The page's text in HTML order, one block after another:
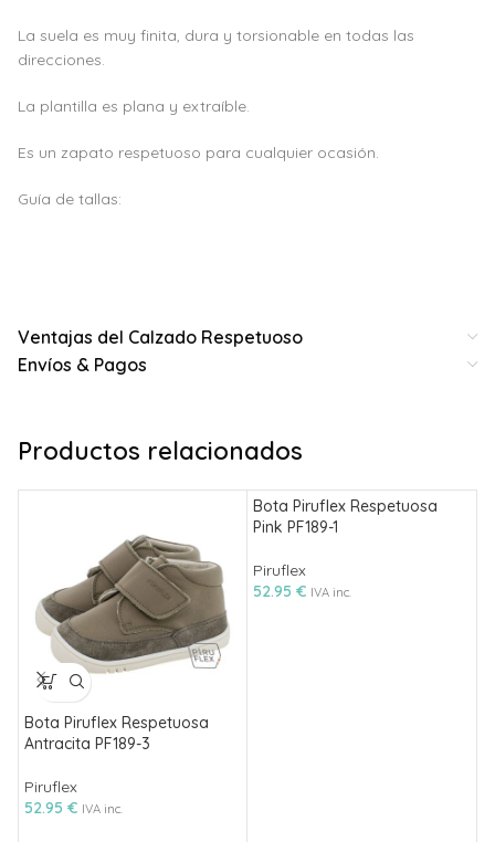
La suela es muy finita, dura y torsionable en todas las
direcciones.
La plantilla es plana y extraíble.
Es un zapato respetuoso para cualquier ocasión.
Guía de tallas:
Ventajas del Calzado Respetuoso
Envíos & Pagos
Productos relacionados
Bota Piruflex Respetuosa
Antracita PF189-3
Piruflex
52.95 € IVA inc.
Bota Piruflex Respetuosa
Pink PF189-1
Piruflex
52.95 € IVA inc.